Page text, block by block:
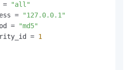
=
"all"
=
"127.0.0.1"
=
"md5"
=
1